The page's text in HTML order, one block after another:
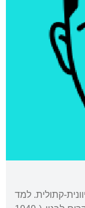
קתולית. למד